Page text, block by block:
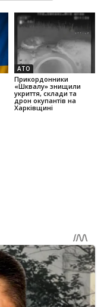
АТО
Прикордонники
«Шквалу» знищили
укриття, склади та
дрон окупантів на
Харківщині